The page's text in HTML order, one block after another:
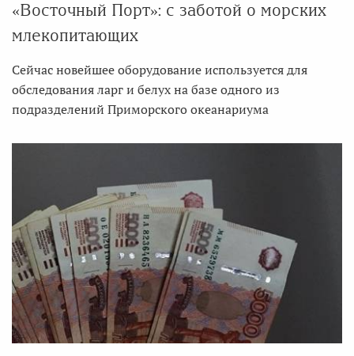
«Восточный Порт»: с заботой о морских
млекопитающих
Сейчас новейшее оборудование используется для
обследования ларг и белух на базе одного из
подразделений Приморского океанариума